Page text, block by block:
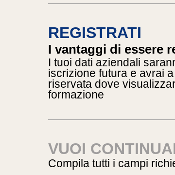
REGISTRATI
I vantaggi di essere
I tuoi dati aziendali
iscrizione futura e avrai
riservata dove
formazione
VUOI
Compila tutti i campi